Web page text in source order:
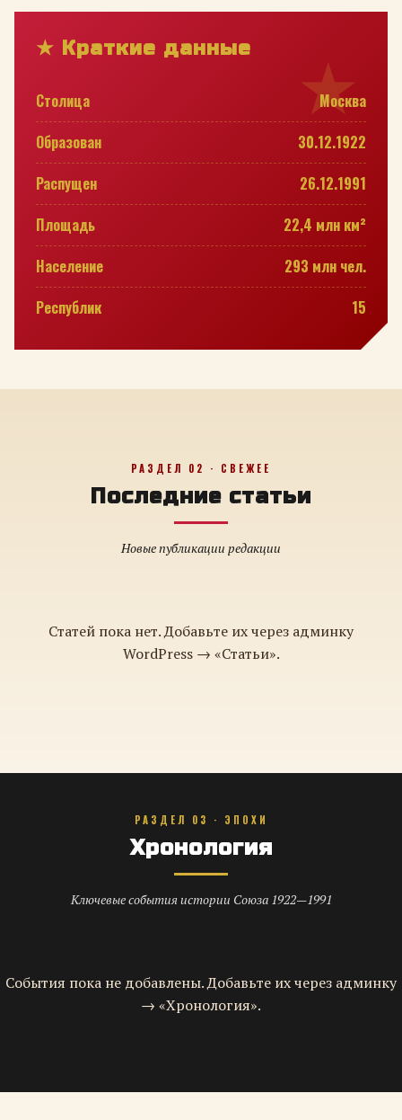
★ Краткие данные
Столица
Москва
Образован
30.12.1922
Распущен
26.12.1991
Площадь
22,4 млн км²
Население
293 млн чел.
Республик
15
РАЗДЕЛ 02 · СВЕЖЕЕ
Последние статьи
Новые публикации редакции
Статей пока нет. Добавьте их через админку
WordPress → «Статьи».
РАЗДЕЛ 03 · ЭПОХИ
Хронология
Ключевые события истории Союза 1922—1991
События пока не добавлены. Добавьте их через админку
→ «Хронология».